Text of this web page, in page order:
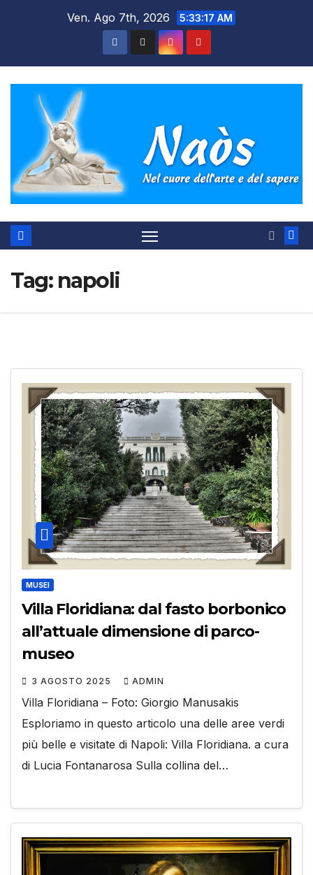
Ven. Ago 7th, 2026 5:33:18 AM
Tag: napoli
MUSEI
Villa Floridiana: dal fasto borbonico
all’attuale dimensione di parco-
museo
3 AGOSTO 2025 ADMIN
Villa Floridiana – Foto: Giorgio Manusakis
Esploriamo in questo articolo una delle aree verdi
più belle e visitate di Napoli: Villa Floridiana. a cura
di Lucia Fontanarosa Sulla collina del…